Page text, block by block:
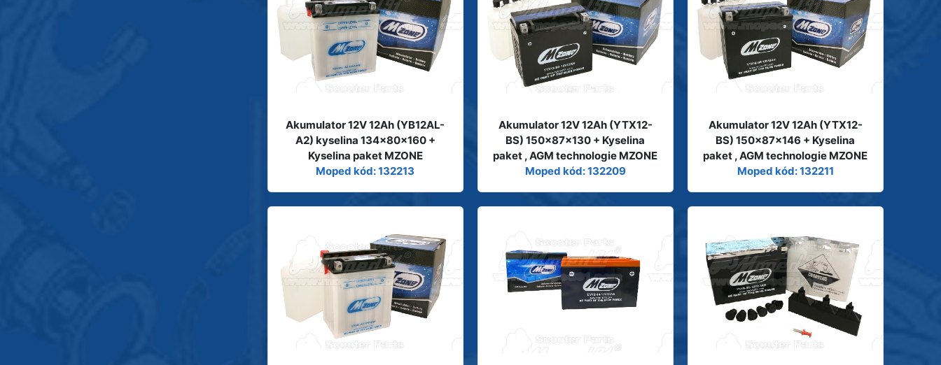
Akumulator 12V 12Ah (YB12AL-
A2) kyselina 134x80x160 +
Kyselina paket MZONE
Moped kód: 132213
Akumulator 12V 12Ah (YTX12-
BS) 150x87x130 + Kyselina
paket , AGM technologie MZONE
Moped kód: 132209
Akumulator 12V 12Ah (YTX12-
BS) 150x87x146 + Kyselina
paket , AGM technologie MZONE
Moped kód: 132211